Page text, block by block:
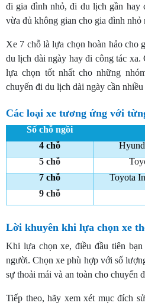
đi gia đình nhỏ, đi du lịch gần hay
vừa đủ không gian cho gia đình nhỏ
Xe 7 chỗ là lựa chọn hoàn hảo cho
du lịch dài ngày hay đi công tác xa.
lựa chọn tốt nhất cho những
chuyến đi du lịch dài ngày cần
Các loại xe tương ứng với
Số chỗ ngồi
4 chỗ
5 chỗ
7 chỗ
Toyota
9 chỗ
Lời khuyên khi lựa chọn xe
Khi lựa chọn xe, điều đầu tiên
người. Chọn xe phù hợp với số
sự thoải mái và an toàn cho chuyến
Tiếp theo, hãy xem xét mục đích